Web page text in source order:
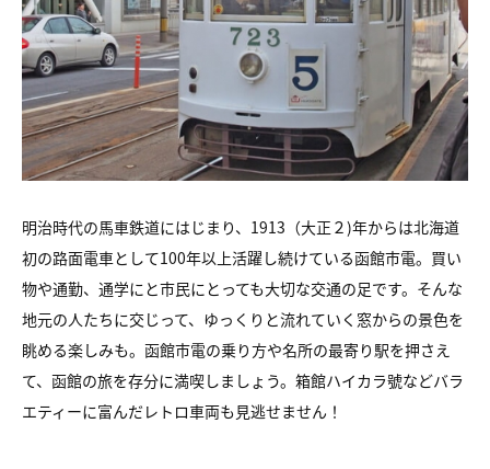
明治時代の馬車鉄道にはじまり、1913（大正２)年からは北海道
初の路面電車として100年以上活躍し続けている函館市電。買い
物や通勤、通学にと市民にとっても大切な交通の足です。そんな
地元の人たちに交じって、ゆっくりと流れていく窓からの景色を
眺める楽しみも。函館市電の乗り方や名所の最寄り駅を押さえ
て、函館の旅を存分に満喫しましょう。箱館ハイカラ號などバラ
エティーに富んだレトロ車両も見逃せません！